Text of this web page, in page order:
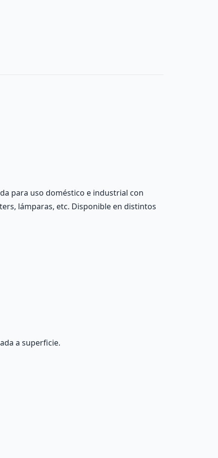
para uso doméstico e industrial con
lámparas, etc. Disponible en distintos
a superficie.